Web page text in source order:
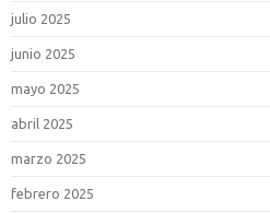
julio 2025
junio 2025
mayo 2025
abril 2025
marzo 2025
febrero 2025